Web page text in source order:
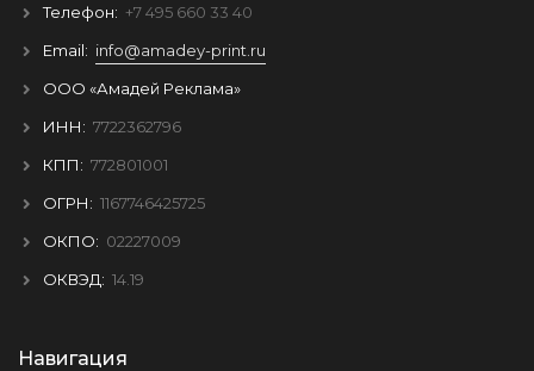
Телефон: +7 495 660 33 40
Email: info@amadey-print.ru
ООО «Амадей Реклама»
ИНН: 7722362796
КПП: 772801001
ОГРН: 1167746425725
ОКПО: 02227009
ОКВЭД: 14.19
Навигация